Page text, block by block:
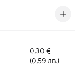
0,30 €
(0,59 лв.)